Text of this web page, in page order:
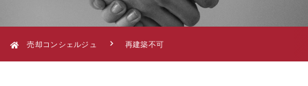
売却コンシェルジュ 再建築不可